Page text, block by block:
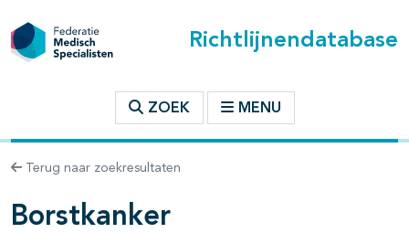
Richtlijnendatabase
ZOEK MENU
Terug naar zoekresultaten
Borstkanker
binnen deze richtlijn